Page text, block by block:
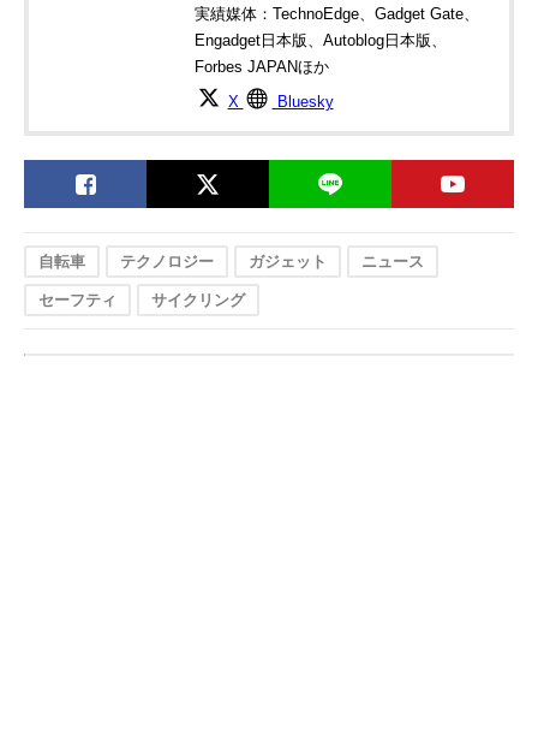
実績媒体：TechnoEdge、Gadget Gate、
Engadget日本版、Autoblog日本版、
Forbes JAPANほか
X Bluesky
自転車 テクノロジー ガジェット ニュース
セーフティ サイクリング